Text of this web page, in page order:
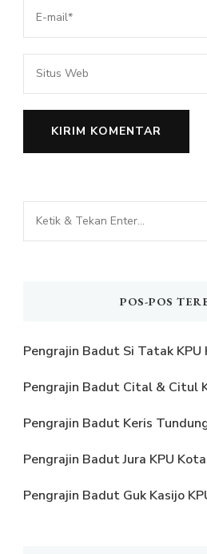
Mencari
Sesuatu?
POS-POS
Pengrajin Badut Si Tatak KPU
Pengrajin Badut Cital & Citul
Pengrajin Badut Keris
Pengrajin Badut Jura KPU
Pengrajin Badut Guk Kasijo